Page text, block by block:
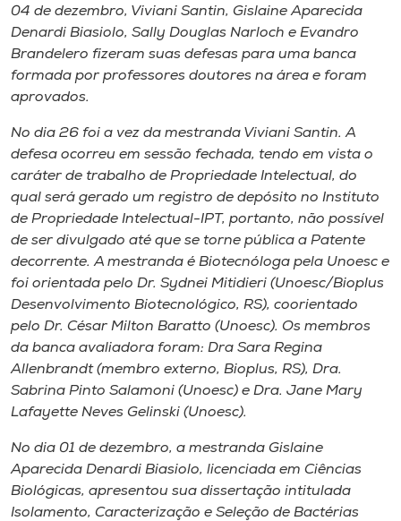
A+
A-
04 de dezembro, Viviani Santin, Gislaine Aparecida
Denardi Biasiolo, Sally Douglas Narloch e Evandro
Brandelero fizeram suas defesas para uma banca
formada por professores doutores na área e foram
aprovados.
No dia 26 foi a vez da mestranda Viviani Santin. A
defesa ocorreu em sessão fechada, tendo em vista o
caráter de trabalho de Propriedade Intelectual, do
qual será gerado um registro de depósito no Instituto
de Propriedade Intelectual-IPT, portanto, não possível
de ser divulgado até que se torne pública a Patente
decorrente. A mestranda é Biotecnóloga pela Unoesc e
foi orientada pelo Dr. Sydnei Mitidieri (Unoesc/Bioplus
Desenvolvimento Biotecnológico, RS), coorientado
pelo Dr. César Milton Baratto (Unoesc). Os membros
da banca avaliadora foram: Dra Sara Regina
Allenbrandt (membro externo, Bioplus, RS), Dra.
Sabrina Pinto Salamoni (Unoesc) e Dra. Jane Mary
Lafayette Neves Gelinski (Unoesc).
No dia 01 de dezembro, a mestranda Gislaine
Aparecida Denardi Biasiolo, licenciada em Ciências
Biológicas, apresentou sua dissertação intitulada
Isolamento, Caracterização e Seleção de Bactérias